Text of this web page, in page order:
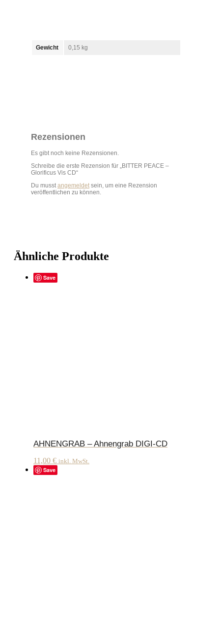
Gewicht 0,15 kg
Rezensionen
Es gibt noch keine Rezensionen.
Schreibe die erste Rezension für „BITTER PEACE –
Glorificus Vis CD“
Du musstangemeldetsein, um eine Rezension
veröffentlichen zu können.
Ähnliche Produkte
Save
AHNENGRAB – Ahnengrab DIGI-CD
11,00 € inkl. MwSt.
Save